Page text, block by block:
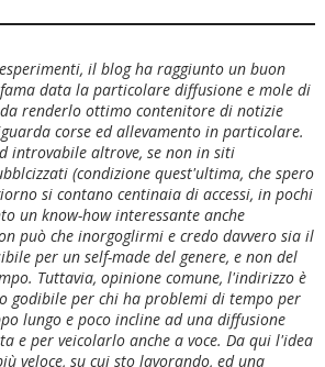
il blog ha raggiunto un buon
data la particolare diffusione e mole di
renderlo ottimo contenitore di notizie
corse ed allevamento in particolare.
introvabile altrove, se non in siti
(condizione quest'ultima, che spero
si contano centinaia di accessi, in pochi
un know-how interessante anche
può che inorgoglirmi e credo davvero sia il
per un self-made del genere, e non del
Tuttavia, opinione comune, l'indirizzo è
godibile per chi ha problemi di tempo per
lungo e poco incline ad una diffusione
e per veicolarlo anche a voce. Da qui l'idea
veloce, su cui sto lavorando, ed una